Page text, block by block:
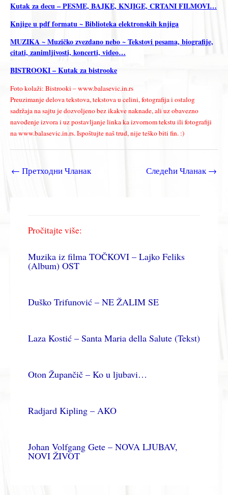
Kutak za decu – PESME, BAJKE, KNJIGE, CRTANI FILMOVI…
Knjige u pdf formatu ~ Biblioteka elektronskih knjiga
MUZIKA ~ Muzičko zvezdano nebo ~ Tekstovi pesama, biografije,
citati, zanimljivosti, koncerti, video…
BISTROOKI – Kutak za bistrooke
Foto kolaži: Bistrooki – www.balasevic.in.rs
Preuzimanje delova tekstova, tekstova u celini, fotografija i ostalog
sadržaja na sajtu je dozvoljeno bez ikakve naknade, ali uz obavezno
navođenje izvora i uz postavljanje linka ka izvornom tekstu ili fotografiji
na www.balasevic.in.rs. Ispoštujte naš trud, nije teško biti fin. :)
← Претходни Чланак Следећи Чланак→
Pročitajte više:
Muzika iz filma TOČKOVI – Lajko Feliks
(Album) OST
Duško Trifunović – NE ŽALIM SE
Laza Kostić – Santa Maria della Salute (Tekst)
Oton Župančič – Ko u ljubavi…
Radjard Kipling – AKO
Johan Volfgang Gete – NOVA LJUBAV,
NOVI ŽIVOT